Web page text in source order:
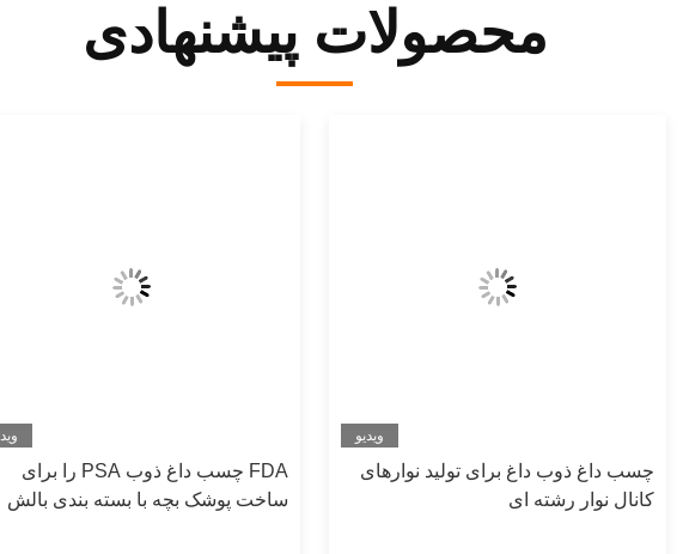
محصولات پیشنهادی
ویدیو
چسب داغ ذوب داغ برای تولید نوارهای
کانال نوار رشته ای
FDA چسب داغ ذوب PSA را برای
ساخت پوشک بچه با بسته بندی بالش